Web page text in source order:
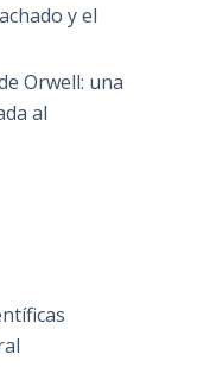
y el
Orwell: una
al